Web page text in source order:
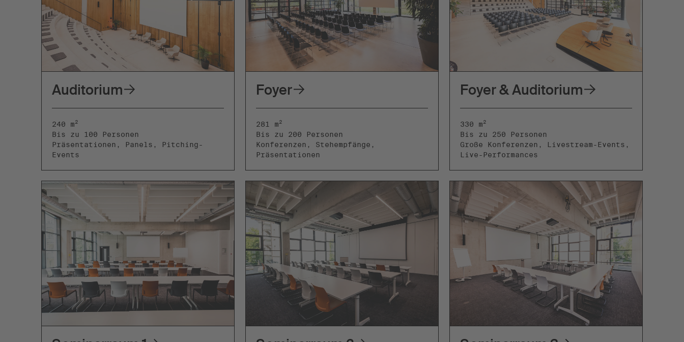
Auditorium
240 m2
Bis zu 100 Personen
Präsentationen, Panels, Pitching-
Events
Foyer
281 m2
Bis zu 200 Personen
Konferenzen, Stehempfänge,
Präsentationen
Foyer & Auditorium
330 m2
Bis zu 250 Personen
Große Konferenzen, Livestream-Events,
Live-Performances